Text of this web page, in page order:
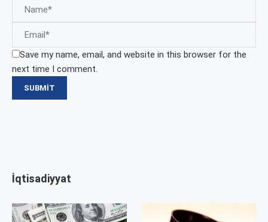
Save my name, email, and website in this browser for the
next time I comment.
İqtisadiyyat